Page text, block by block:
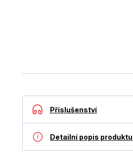
Příslušenství
Detailní popis produktu